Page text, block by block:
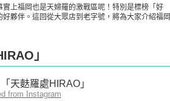
上福岡也是天婦羅的激戰區呢！特別是標榜「好
夥伴。這回從大眾店到老字號，將為大家介紹福岡
」
from Instagram